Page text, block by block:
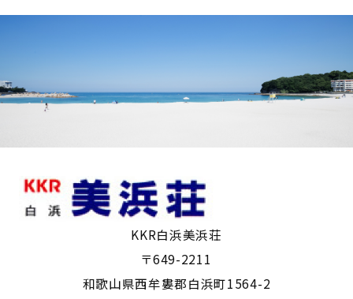
KKR白浜美浜荘
〒649-2211
和歌山県西牟婁郡白浜町1564-2